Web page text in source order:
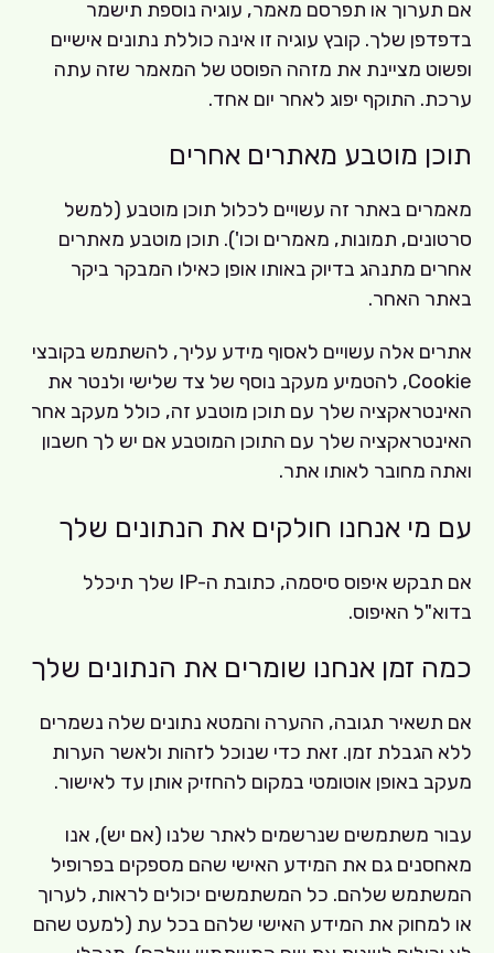
אם תערוך או תפרסם מאמר, עוגיה נוספת תישמר
בדפדפן שלך. קובץ עוגיה זו אינה כוללת נתונים אישיים
ופשוט מציינת את מזהה הפוסט של המאמר שזה עתה
ערכת. התוקף יפוג לאחר יום אחד.
תוכן מוטבע מאתרים אחרים
מאמרים באתר זה עשויים לכלול תוכן מוטבע (למשל
סרטונים, תמונות, מאמרים וכו'). תוכן מוטבע מאתרים
אחרים מתנהג בדיוק באותו אופן כאילו המבקר ביקר
באתר האחר.
אתרים אלה עשויים לאסוף מידע עליך, להשתמש בקובצי
Cookie, להטמיע מעקב נוסף של צד שלישי ולנטר את
האינטראקציה שלך עם תוכן מוטבע זה, כולל מעקב אחר
האינטראקציה שלך עם התוכן המוטבע אם יש לך חשבון
ואתה מחובר לאותו אתר.
עם מי אנחנו חולקים את הנתונים שלך
אם תבקש איפוס סיסמה, כתובת ה-IP שלך תיכלל
בדוא"ל האיפוס.
כמה זמן אנחנו שומרים את הנתונים שלך
אם תשאיר תגובה, ההערה והמטא נתונים שלה נשמרים
ללא הגבלת זמן. זאת כדי שנוכל לזהות ולאשר הערות
מעקב באופן אוטומטי במקום להחזיק אותן עד לאישור.
עבור משתמשים שנרשמים לאתר שלנו (אם יש), אנו
מאחסנים גם את המידע האישי שהם מספקים בפרופיל
המשתמש שלהם. כל המשתמשים יכולים לראות, לערוך
או למחוק את המידע האישי שלהם בכל עת (למעט שהם